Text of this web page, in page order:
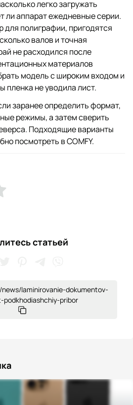
легко загружать
ли аппарат ежедневные серии.
для полиграфии, пригодятся
валов и точная
не расходился после
материалов
модель с широким входом и
пленка не уводила лист.
заранее определить формат,
режимы, а затем сверить
Подходящие варианты
посмотреть в COMFY.
статьей
laminirovanie-dokumentov-
podkhodiashchiy-pribor